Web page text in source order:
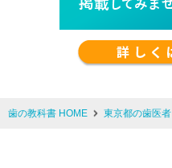
歯の教科書 HOME 東京都の歯医者